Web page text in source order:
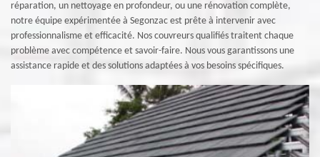
réparation, un nettoyage en profondeur, ou une rénovation complète,
notre équipe expérimentée à Segonzac est prête à intervenir avec
professionnalisme et efficacité. Nos couvreurs qualifiés traitent chaque
problème avec compétence et savoir-faire. Nous vous garantissons une
assistance rapide et des solutions adaptées à vos besoins spécifiques.